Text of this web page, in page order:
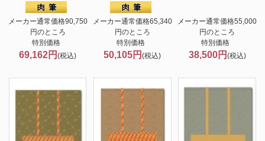
メーカー通常価格90,750
円のところ
特別価格
69,162円(税込)
メーカー通常価格65,340
円のところ
特別価格
50,105円(税込)
メーカー通常価格55,000
円のところ
特別価格
38,500円 (税込)